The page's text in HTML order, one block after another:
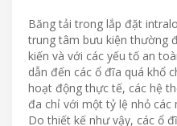
Băng tải trong lắp đặt
trung tâm bưu kiện thường
kiến và với các yếu tố an
dẫn đến các ổ đĩa quá khổ
hoạt động thực tế, các hệ
đa chỉ với một tỷ lệ nhỏ các
Do thiết kế như vậy, các ổ